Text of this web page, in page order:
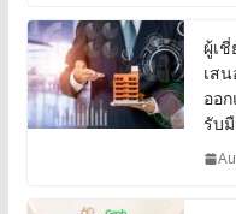
ผู้เ
เส
ออ
รับ